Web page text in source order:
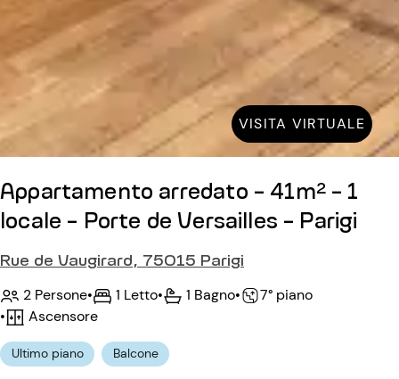
VISITA VIRTUALE
Appartamento arredato - 41m² - 1
locale - Porte de Versailles - Parigi
Rue de Vaugirard, 75015 Parigi
2 Persone• 1 Letto• 1 Bagno•
7° piano
•
Ascensore
Ultimo piano Balcone